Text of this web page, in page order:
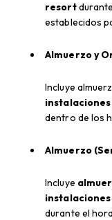
resort
establecidos
Almuerzo y
Incluye
dentro de los
Almuerzo
Incluye
durante el